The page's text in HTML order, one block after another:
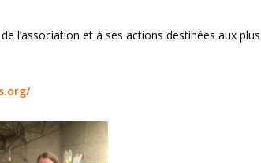
l’association et à ses actions destinées aux plus